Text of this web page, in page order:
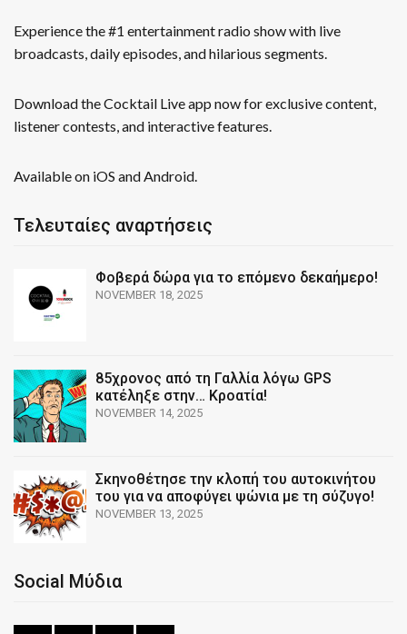
Experience the #1 entertainment radio show with live
broadcasts, daily episodes, and hilarious segments.
Download the Cocktail Live app now for exclusive content,
listener contests, and interactive features.
Available on iOS and Android.
Τελευταίες αναρτήσεις
Φοβερά δώρα για το επόμενο δεκαήμερο!
NOVEMBER 18, 2025
85χρονος από τη Γαλλία λόγω GPS
κατέληξε στην… Κροατία!
NOVEMBER 14, 2025
Σκηνοθέτησε την κλοπή του αυτοκινήτου
του για να αποφύγει ψώνια με τη σύζυγο!
NOVEMBER 13, 2025
Social Μύδια